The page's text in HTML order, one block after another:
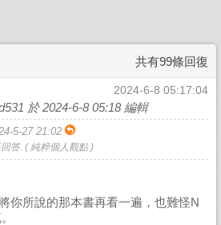
共有99條回復
2024-6-8 05:17:04
於 2024-6-8 05:18 編輯
5-27 21:02
答. ( 純粹個人觀點 )
你所說的那本書再看一遍，也難怪N